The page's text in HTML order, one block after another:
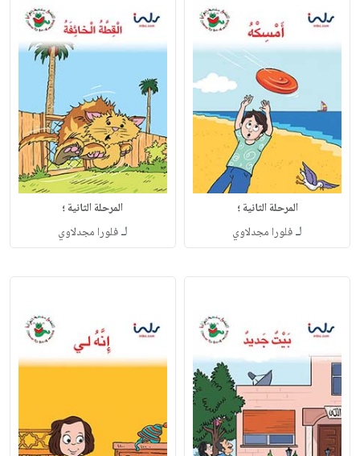
المرحلة الثانية ؛
لـفلورا مجدلاوي
المرحلة الثانية ؛
لـفلورا مجدلاوي